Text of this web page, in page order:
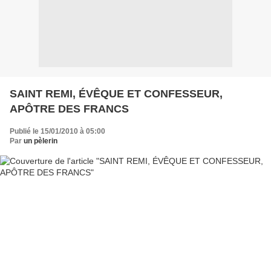
SAINT REMI, ÉVÊQUE ET CONFESSEUR,
APÔTRE DES FRANCS
Publié le 15/01/2010 à 05:00
Par un pèlerin